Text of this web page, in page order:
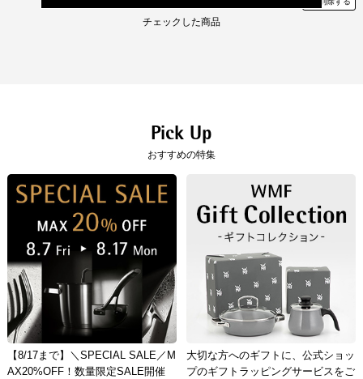
「コンパクト便」の送料はこちら。
一括払のみご利用可能です。
キャッシュレス決済
コンビニ決済 セブンイレブン、ローソン、 ファミリーマー
ト、ミニストップ、 デイリーヤマザキ、セイ
コーマート
【手数料】
330円（一律）
代金引換
【代金引換手数料】
330円～1,100円
ご注文金額に応じて手数料が異なります。
ステンレス鋼（Cromargan（R））
チェックした商品
Pick Up
おすすめの特集
【8/17まで】＼SPECIAL SALE／M
AX20%OFF！数量限定SALE開催
大切な方へのギフトに、公式ショッ
プのギフトラッピングサービスをご